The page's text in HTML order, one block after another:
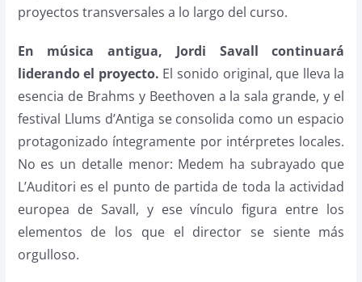
proyectos transversales a lo largo del curso.
En música antigua, Jordi Savall continuará
liderando el proyecto. El sonido original, que lleva la
esencia de Brahms y Beethoven a la sala grande, y el
festival Llums d’Antiga se consolida como un espacio
protagonizado íntegramente por intérpretes locales.
No es un detalle menor: Medem ha subrayado que
L’Auditori es el punto de partida de toda la actividad
europea de Savall, y ese vínculo figura entre los
elementos de los que el director se siente más
orgulloso.